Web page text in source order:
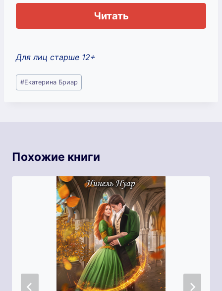
Читать
Для лиц старше 12+
Метки
записи:
#Екатерина Бриар
Похожие книги